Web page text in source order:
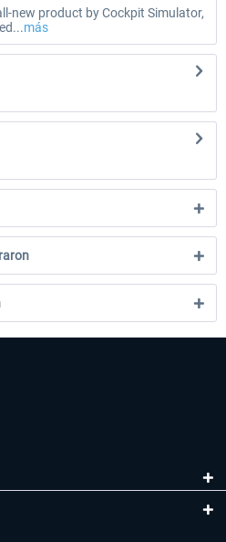
new product by Cockpit Simulator,
más